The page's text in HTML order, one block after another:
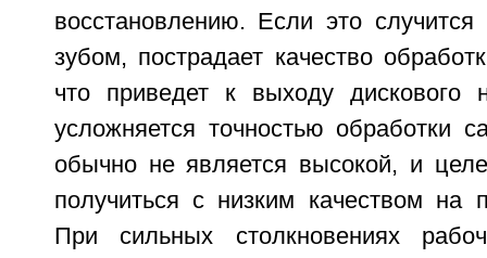
восстановлению. Если это
зубом, пострадает качество
что приведет к выходу дискового
усложняется точностью обработки
обычно не является высокой, и
получиться с низким качеством на
При сильных столкновениях